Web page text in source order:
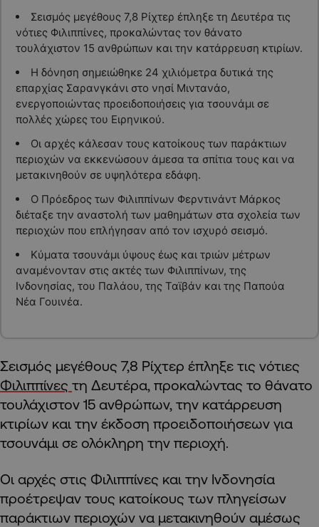
Σεισμός μεγέθους 7,8 Ρίχτερ έπληξε τη Δευτέρα τις
νότιες Φιλιππίνες, προκαλώντας τον θάνατο
τουλάχιστον 15 ανθρώπων και την κατάρρευση κτιρίων.
Η δόνηση σημειώθηκε 24 χιλιόμετρα δυτικά της
επαρχίας Σαρανγκάνι στο νησί Μιντανάο,
ενεργοποιώντας προειδοποιήσεις για τσουνάμι σε
πολλές χώρες του Ειρηνικού.
Οι αρχές κάλεσαν τους κατοίκους των παράκτιων
περιοχών να εκκενώσουν άμεσα τα σπίτια τους και να
μετακινηθούν σε υψηλότερα εδάφη.
Ο Πρόεδρος των Φιλιππίνων Φερντινάντ Μάρκος
διέταξε την αναστολή των μαθημάτων στα σχολεία των
περιοχών που επλήγησαν από τον ισχυρό σεισμό.
Κύματα τσουνάμι ύψους έως και τριών μέτρων
αναμένονταν στις ακτές των Φιλιππίνων, της
Ινδονησίας, του Παλάου, της Ταϊβάν και της Παπούα
Νέα Γουινέα.
Σεισμός μεγέθους 7,8 Ρίχτερ έπληξε τις νότιες
Φιλιππίνες τη Δευτέρα, προκαλώντας το θάνατο
τουλάχιστον 15 ανθρώπων, την κατάρρευση
κτιρίων και την έκδοση προειδοποιήσεων για
τσουνάμι σε ολόκληρη την περιοχή.
Οι αρχές στις Φιλιππίνες και την Ινδονησία
προέτρεψαν τους κατοίκους των πληγείσων
παράκτιων περιοχών να μετακινηθούν αμέσως